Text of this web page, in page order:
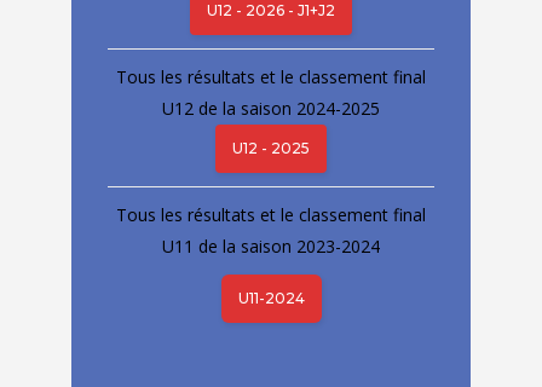
U12 - 2026 - J1+J2
Tous les résultats et le classement final
U12 de la saison 2024-2025
U12 - 2025
Tous les résultats et le classement final
U11 de la saison 2023-2024
U11-2024